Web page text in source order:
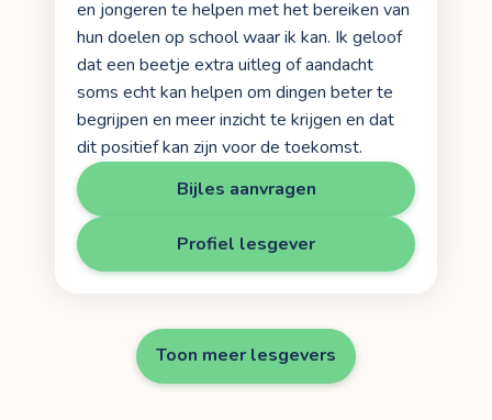
en jongeren te helpen met het bereiken van
hun doelen op school waar ik kan. Ik geloof
dat een beetje extra uitleg of aandacht
soms echt kan helpen om dingen beter te
begrijpen en meer inzicht te krijgen en dat
dit positief kan zijn voor de toekomst.
Bijles aanvragen
Profiel lesgever
Toon meer lesgevers